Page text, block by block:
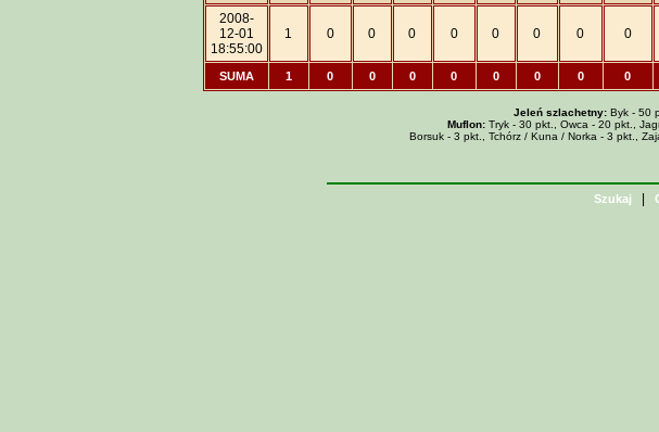
2008-
12-01
18:55:00
1 0 0 0 0 0 0 0 0
SUMA 1 0 0 0 0 0 0 0 0
Jeleń szlachetny:Byk - 50
Muflon: Tryk - 30 pkt., Owca - 20 pkt.,
Borsuk - 3 pkt., Tchórz / Kuna / Norka - 3 pkt.,
Szukaj